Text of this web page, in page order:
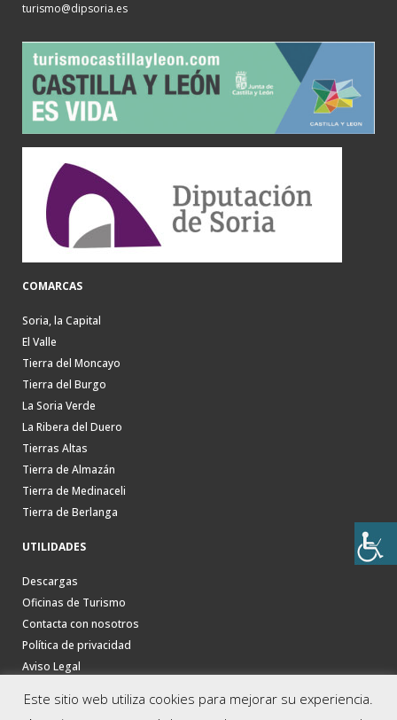
turismo@dipsoria.es
COMARCAS
Soria, la Capital
El Valle
Tierra del Moncayo
Tierra del Burgo
La Soria Verde
La Ribera del Duero
Tierras Altas
Tierra de Almazán
Tierra de Medinaceli
Tierra de Berlanga
UTILIDADES
Descargas
Oficinas de Turismo
Contacta con nosotros
Política de privacidad
Aviso Legal
Este sitio web utiliza cookies para mejorar su experiencia.